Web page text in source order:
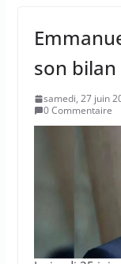
son bilan
samedi, 27 juin
0 Commentaire